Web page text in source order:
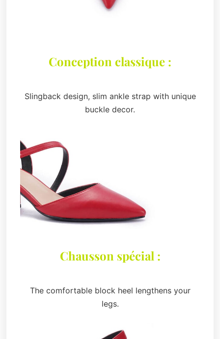
Conception classique :
Slingback design, slim ankle strap with unique
buckle decor.
Chausson spécial :
The comfortable block heel lengthens your
legs.